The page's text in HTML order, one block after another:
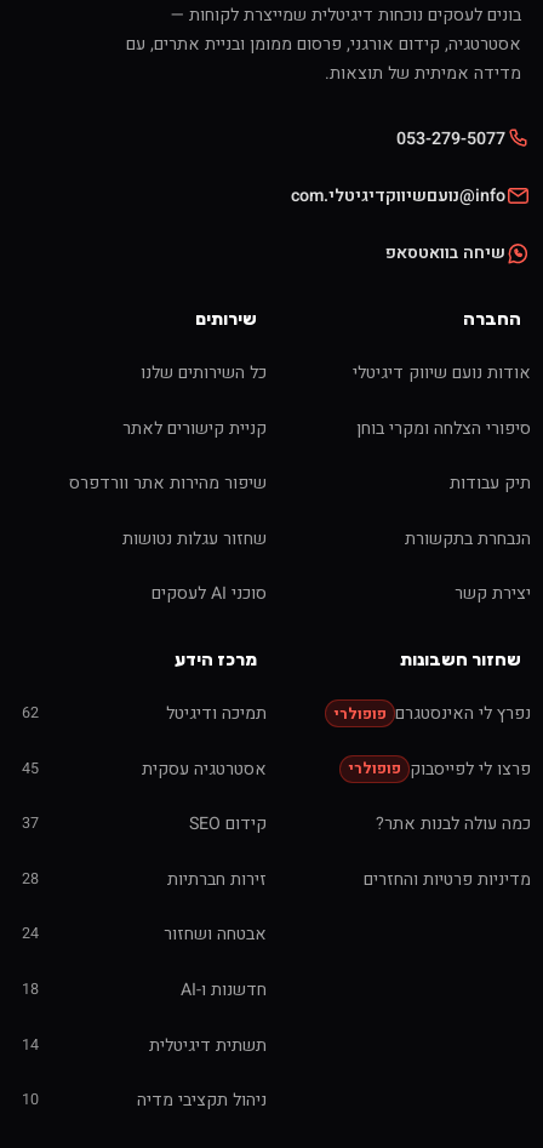
בונים לעסקים נוכחות דיגיטלית שמייצרת לקוחות —
אסטרטגיה, קידום אורגני, פרסום ממומן ובניית אתרים, עם
מדידה אמיתית של תוצאות.
053-279-5077
info@נועםשיווקדיגיטלי.com
שיחה בוואטסאפ
החברה
אודות נועם שיווק דיגיטלי
סיפורי הצלחה ומקרי בוחן
תיק עבודות
הנבחרת בתקשורת
יצירת קשר
שירותים
כל השירותים שלנו
קניית קישורים לאתר
שיפור מהירות אתר וורדפרס
שחזור עגלות נטושות
סוכני AI לעסקים
שחזור חשבונות
נפרץ לי האינסטגרם פופולרי
פרצו לי לפייסבוק פופולרי
כמה עולה לבנות אתר?
מדיניות פרטיות והחזרים
מרכז הידע
תמיכה ודיגיטל 62
אסטרטגיה עסקית 45
קידום SEO 37
זירות חברתיות 28
אבטחה ושחזור 24
חדשנות ו-AI 18
תשתית דיגיטלית 14
ניהול תקציבי מדיה 10